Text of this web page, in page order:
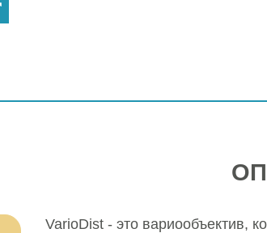
VarioDist - это вариообъектив,